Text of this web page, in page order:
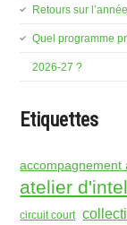
Retours sur
Quel programme
2026-27 ?
Etiquettes
accompagnement
atelier
circuit court